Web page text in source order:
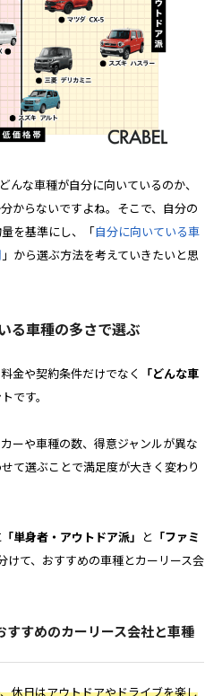
んな車種が自分に向いているのか、
からないですよね。そこで、自分の
を基準にし、「自分に向いている車
」から選ぶ方法を考えていきたいと思
る車種の多さで選ぶ
金や契約条件だけでなく
「どんな車
です。
ーや車種の数、得意ジャンルが異な
て選ぶことで満足度が大きく変わり
「単身者・アウトドア派」 と 「ファミ
けて、おすすめの車種とカーリース会
すめのカーリース会社と車種
休日はアウトドアやドライブを楽し